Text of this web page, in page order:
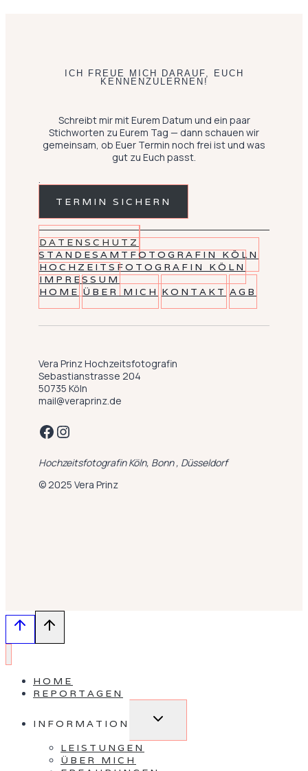
ICH FREUE MICH DARAUF, EUCH
KENNENZULERNEN!
Schreibt mir mit Eurem Datum und ein paar
Stichworten zu Eurem Tag — dann schauen wir
gemeinsam, ob Euer Termin noch frei ist und was
gut zu Euch passt.
.
TERMIN SICHERN
DATENSCHUTZ
STANDESAMTFOTOGRAFIN KÖLN
HOCHZEITSFOTOGRAFIN KÖLN
IMPRESSUM
HOME ÜBER MICH KONTAKT AGB
Vera Prinz Hochzeitsfotografin
Sebastianstrasse 204
50735 Köln
mail@veraprinz.de
Facebook
Instagram
Hochzeitsfotografin Köln, Bonn , Düsseldorf
© 2025 Vera Prinz
HOME
REPORTAGEN
INFORMATION
Untermenü
LEISTUNGEN
ÜBER MICH